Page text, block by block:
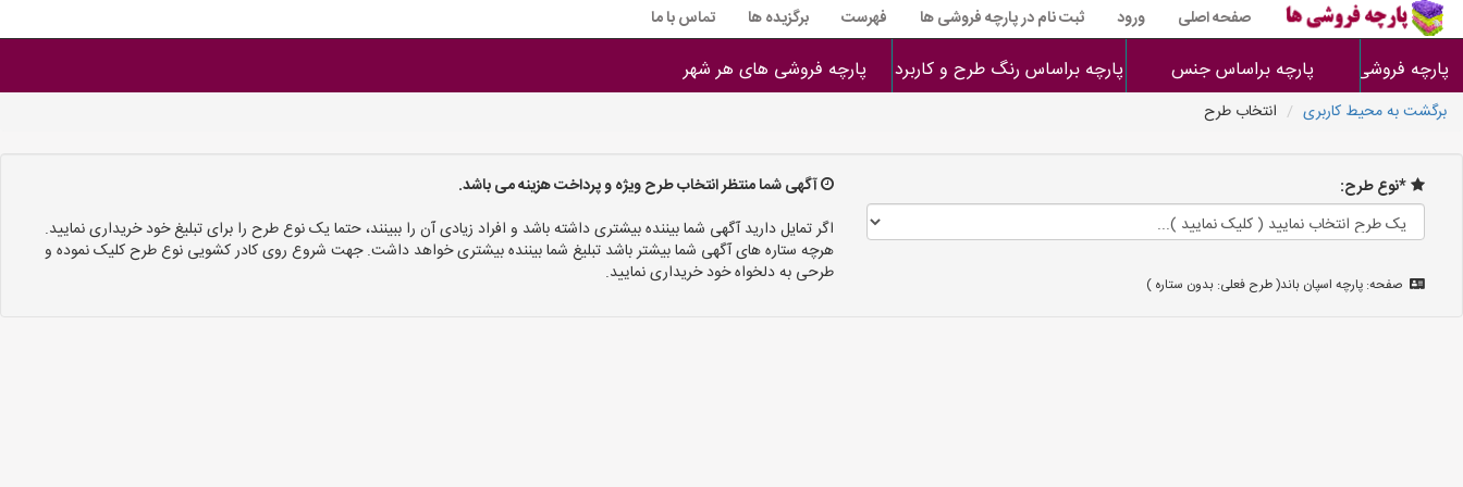
صفحه اصلی ورود ثبت نام در پارچه فروشی ها فهرست برگزیده ها تماس با ما
پارچه فروشی ها پارچه براساس جنس پارچه براساس رنگ طرح و کاربرد پارچه فروشی های هر شهر
برگشت به محیط کاربری انتخاب طرح
*نوع طرح:
صفحه: پارچه اسپان باند( طرح فعلی: بدون ستاره )
آگهی شما منتظر انتخاب طرح ویژه و پرداخت هزینه می باشد.
اگر تمایل دارید آگهی شما بیننده بیشتری داشته باشد و افراد زیادی آن را ببینند، حتما یک نوع طرح را برای تبلیغ خود خریداری نمایید.
هرچه ستاره های آگهی شما بیشتر باشد تبلیغ شما بیننده بیشتری خواهد داشت. جهت شروع روی کادر کشویی نوع طرح کلیک نموده و
طرحی به دلخواه خود خریداری نمایید.